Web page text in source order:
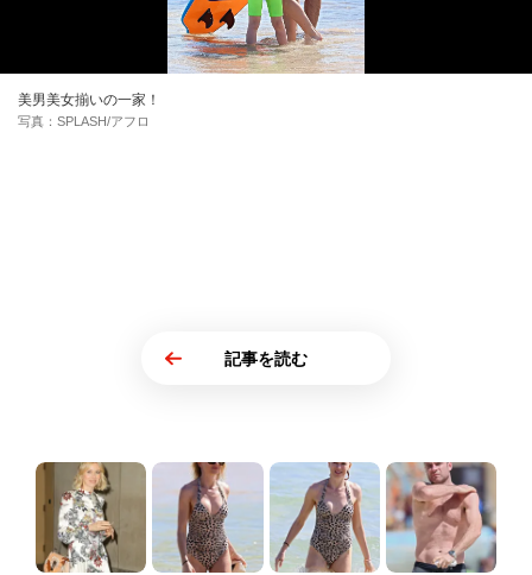
美男美女揃いの一家！
写真：SPLASH/アフロ
記事を読む